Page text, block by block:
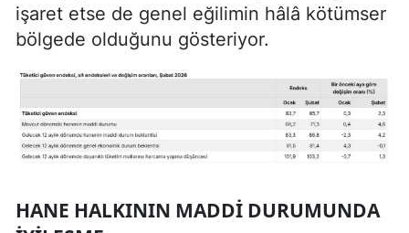
işaret etse de genel eğilimin hâlâ kötümser
bölgede olduğunu gösteriyor.
HANE HALKININ MADDI DURUMUNDA